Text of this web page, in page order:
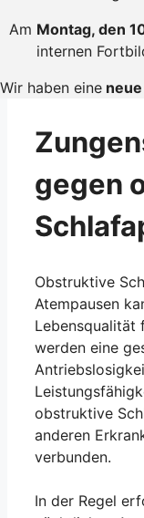
Am Montag, den
internen
Wir haben eine
gegen
Obstruktive
Atempausen
Lebensqualität
werden eine
obstruktive
anderen
verbunden.
In der Regel